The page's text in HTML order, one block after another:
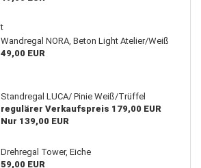
Wandregal NORA, Beton Light Atelier/Weiß
49,00 EUR
Standregal LUCA/ Pinie Weiß/Trüffel
regulärer Verkaufspreis 179,00 EUR
Nur 139,00 EUR
Drehregal Tower, Eiche
59,00 EUR